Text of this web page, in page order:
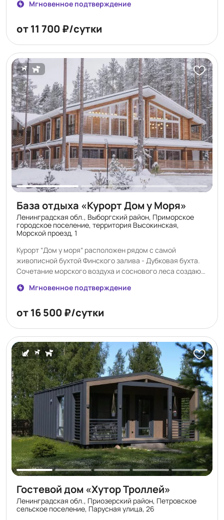
романтических поездок. Здесь легко замедлиться,
городской суеты.
Мгновенное подтверждение
от 11 700 ₽/сутки
База отдыха «Курорт Дом у Моря»
Ленинградская обл., Выборгский район, Приморское
городское поселение, территория Высокинская,
Морской проезд, 1
Курорт “Дом у моря“ расположен рядом с самой
живописной бухтой Финского залива - Дубковая бухта.
Сочетание морского воздуха и соснового леса создают
полоса позволяет совершать длительные живописные
самой живописной бухтой Финского залива - Дубковая
вдохновляют и наполнят энергией.
Мгновенное подтверждение
от 16 500 ₽/сутки
Гостевой дом «Хутор Троллей»
Ленинградская обл., Приозерский район, Петровское
сельское поселение, Парусная улица, 26